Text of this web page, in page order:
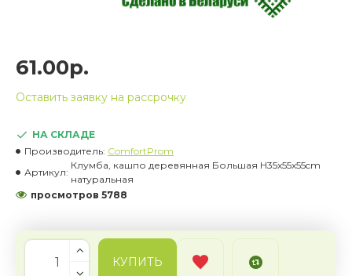
НА СКЛАДЕ
Производитель: ComfortProm
Артикул:
Клумба, кашпо деревянная Большая H35x55x55cm
натуральная
просмотров 5788
61.00р.
Оставить заявку на рассрочку
КУПИТЬ